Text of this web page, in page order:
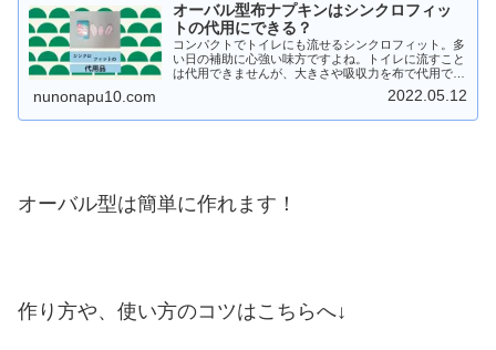
オーバル型布ナプキンはシンクロフィッ
トの代用にできる？
コンパクトでトイレにも流せるシンクロフィット。多
い日の補助に心強い味方ですよね。トイレに流すこと
は代用できませんが、大きさや吸収力を布で代用でき
ないか？オーバル型や使い捨て布ナプキンで試してみ
nunonapu10.com 2022.05.12
オーバル型は簡単に作れます！
作り方や、使い方のコツはこちらへ↓